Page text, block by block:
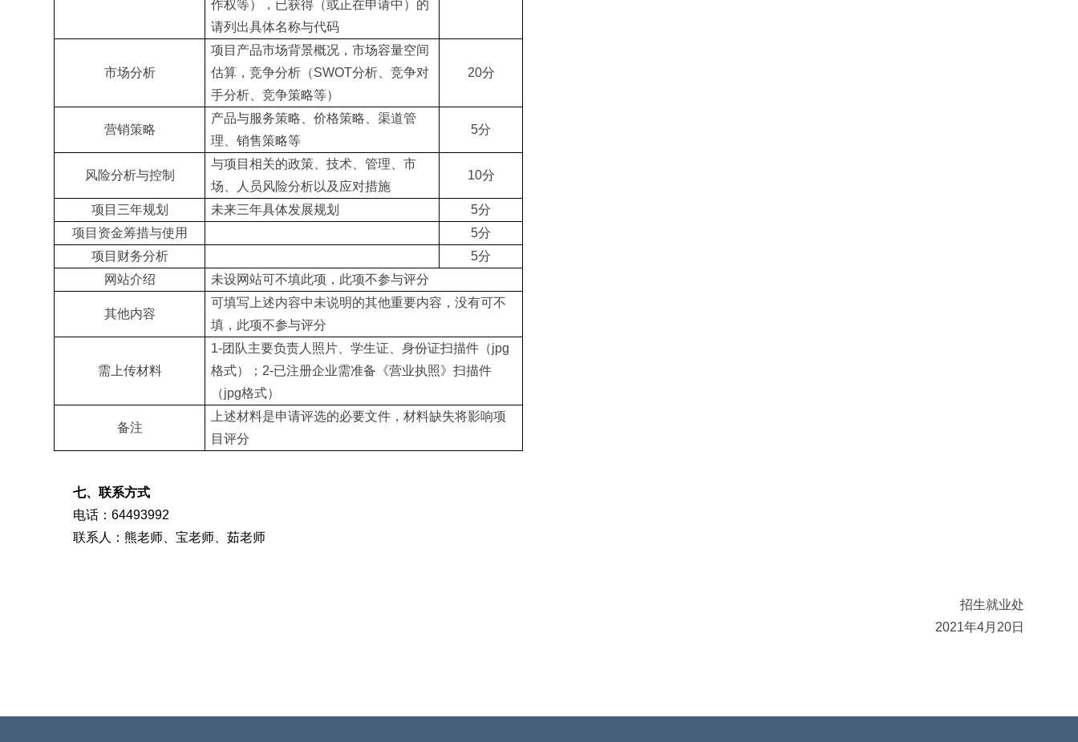
作权等），已获得（或正在申请中）的
请列出具体名称与代码
市场分析
项目产品市场背景概况，市场容量空间
估算，竞争分析（SWOT分析、竞争对
手分析、 竞争策略等）
20分
营销策略
产品与服务策略、价格策略、渠道管
理、销售策略等
5分
风险分析与控制
与项目相关的政策、技术、管理、市
场、人员风险分析以及应对措施
10分
项目三年规划 未来三年具体发展规划
5分
项目资金筹措与使用
5分
项目财务分析
5分
网站介绍
未设网站可不填此项，此项不参与评分
其他内容
可填写上述内容中未说明的其他重要内容，没有可不
填，此项不参与评分
需上传材料
1-团队主要负责人照片、学生证、身份证扫描件（jpg
格式）；2-已注册企业需准备《营业执照》扫描件
（jpg格式）
备注
上述材料是申请评选的必要文件，材料缺失将影响项
目评分
七、联系方式
电话： 64493992
联系人：熊老师、宝老师、茹老师
招生就业处
2021年4月20日